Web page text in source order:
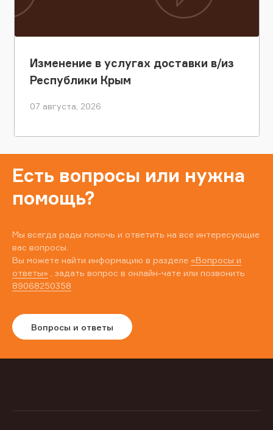
Изменение в услугах доставки в/из
Республики Крым
07 августа, 2026
Есть вопросы или нужна
помощь?
Мы всегда рады помочь и ответить на все интересующие
вас вопросы.
Вы можете найти информацию в разделе «Вопросы и
ответы» , задать вопрос в онлайн-чате или позвонить
89068250358
Вопросы и ответы